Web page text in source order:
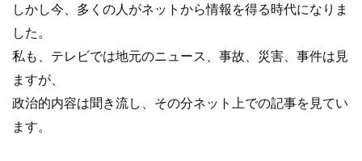
しかし今、多くの人がネットから情報を得る時代になりま
した。
私も、テレビでは地元のニュース、事故、災害、事件は見
ますが、
政治的内容は聞き流し、その分ネット上での記事を見てい
ます。